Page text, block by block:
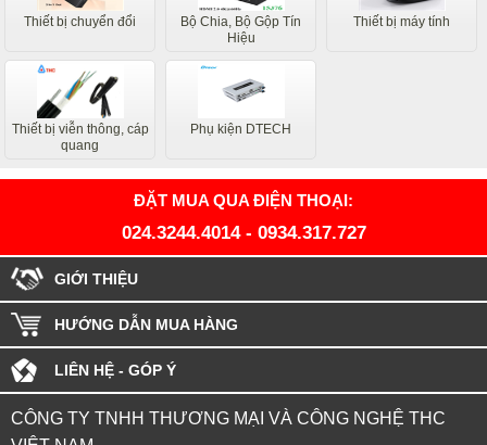
Thiết bị chuyển đổi
Bộ Chia, Bộ Gộp Tín
Hiệu
Thiết bị máy tính
Thiết bị viễn thông, cáp
quang
Phụ kiện DTECH
ĐẶT MUA QUA ĐIỆN THOẠI:
024.3244.4014- 0934.317.727
GIỚI THIỆU
HƯỚNG DẪN MUA HÀNG
LIÊN HỆ - GÓP Ý
CÔNG TY TNHH THƯƠNG MẠI VÀ CÔNG NGHỆ THC